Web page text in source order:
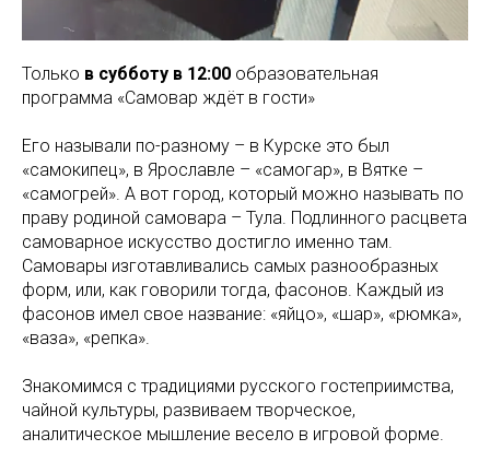
Только в субботу в 12:00 образовательная
программа «Самовар ждёт в гости»
Его называли по-разному – в Курске это был
«самокипец», в Ярославле – «самогар», в Вятке –
«самогрей». А вот город, который можно называть по
праву родиной самовара – Тула. Подлинного расцвета
самоварное искусство достигло именно там.
Самовары изготавливались самых разнообразных
форм, или, как говорили тогда, фасонов. Каждый из
фасонов имел свое название: «яйцо», «шар», «рюмка»,
«ваза», «репка».
Знакомимся с традициями русского гостеприимства,
чайной культуры, развиваем творческое,
аналитическое мышление весело в игровой форме.